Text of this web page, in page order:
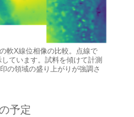
軟X線位相像の比較。点線で
ています。試料を傾けて計測
の領域の盛り上がりが強調さ
予定